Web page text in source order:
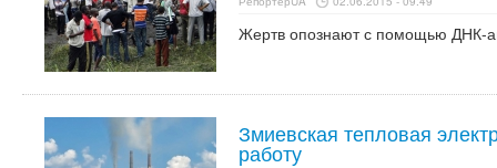
Жертв опознают с помощью ДНК-
Змиевская тепловая
работу